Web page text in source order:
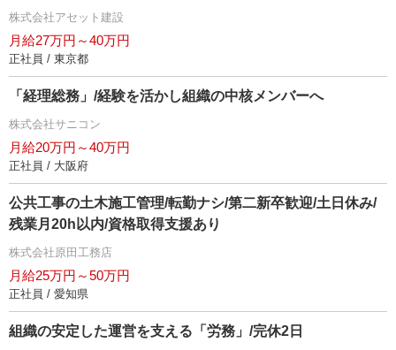
株式会社アセット建設
月給27万円～40万円
正社員 / 東京都
「経理総務」/経験を活かし組織の中核メンバーへ
株式会社サニコン
月給20万円～40万円
正社員 / 大阪府
公共工事の土木施工管理/転勤ナシ/第二新卒歓迎/土日休み/
残業月20h以内/資格取得支援あり
株式会社原田工務店
月給25万円～50万円
正社員 / 愛知県
組織の安定した運営を支える「労務」/完休2日